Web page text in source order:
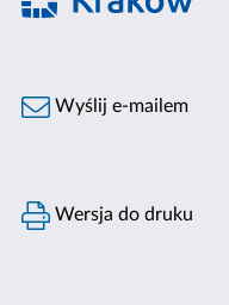
Wyślij e-mailem
Wersja do druku